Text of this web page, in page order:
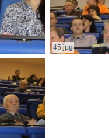
45.jpg